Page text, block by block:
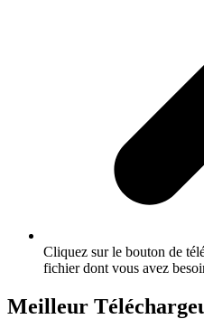
Cliquez sur le bouton de
fichier dont vous avez
Meilleur